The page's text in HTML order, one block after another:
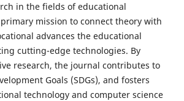
in the fields of educational
mission to connect theory with
advances the educational
cutting-edge technologies. By
research, the journal contributes to
Goals (SDGs), and fosters
technology and computer science